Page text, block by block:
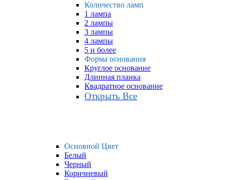
Количество ламп
1 лампа
2 лампы
3 лампы
4 лампы
5 и более
Форма основания
Круглое основание
Длинная планка
Квадратное основание
Открыть Все
Основной Цвет
Белый
Черный
Коричневый